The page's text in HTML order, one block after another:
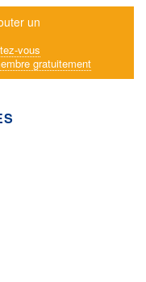
un
vous
gratuitement